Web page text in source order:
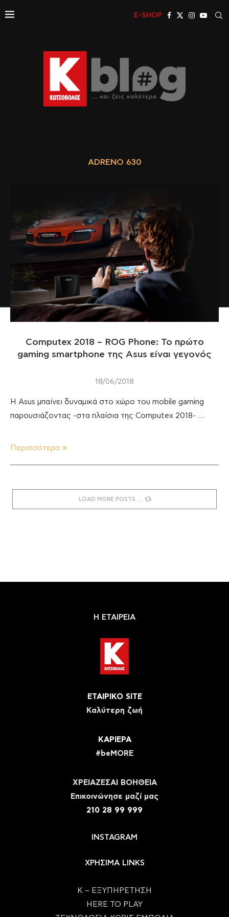
E-SHOP
ADRENO 630
Computex 2018 – ROG Phone: Το πρώτο
gaming smartphone της Asus είναι γεγονός
18/06/2018
Η Asus μπαίνει δυναμικά στο χώρο του mobile gaming
παρουσιάζοντας -στα πλαίσια της Computex 2018- …
Περισσότερα
LOAD MORE POSTS
Η ΕΤΑΙΡΕΙΑ
ΕΤΑΙΡΙΚΟ SITE
Καλύτερη ζωή
ΚΑΡΙΕΡΑ
#beMORE
ΧΡΕΙΑΖΕΣΑΙ ΒΟΗΘΕΙΑ
Eπικοινώνησε μαζί μας
210 28 99 999
INSTAGRAM
ΧΡΗΣΙΜΑ LINKS
Κ – ΕΞΥΠΗΡΕΤΗΣΗ
HERE TO PLAY